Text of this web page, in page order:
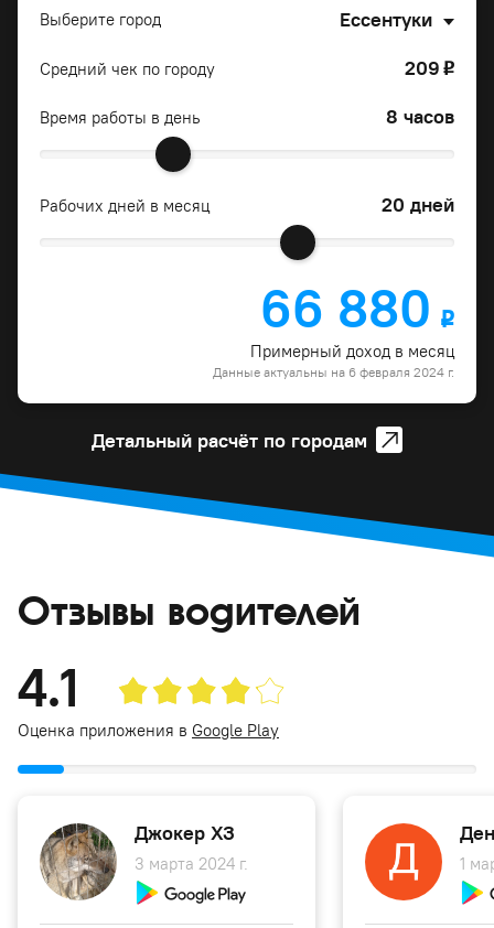
Выберите город Ессентуки
Средний чек по городу 209 o
Время работы в день 8 часов
Рабочих дней в месяц 20 дней
Примерный доход в месяц
66 880 o
Данные актуальны на 6 февраля 2024 г.
Детальный расчёт по городам
Отзывы водителей
4.1
Оценка приложения в Google Play
Джокер ХЗ
3 марта 2024 г. 1